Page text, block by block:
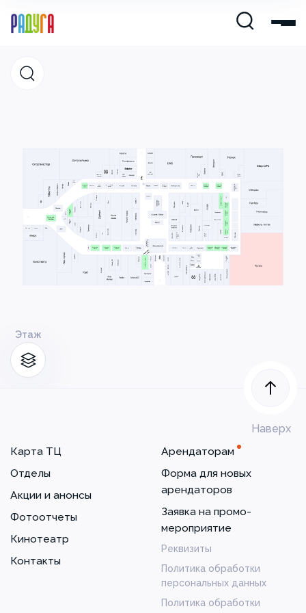
Развлечения и кино
Услуги и сервис
Свободная площадь
Этаж
Наверх
Карта ТЦ
Отделы
Акции и анонсы
Фотоотчеты
Кинотеатр
Контакты
Арендаторам
Форма для новых
арендаторов
Заявка на промо-
мероприятие
Реквизиты
Политика обработки
персональных данных
Политика обработки